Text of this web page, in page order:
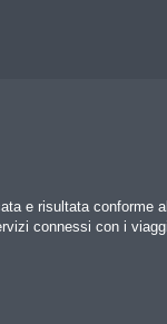
e risultata conforme
connessi con i